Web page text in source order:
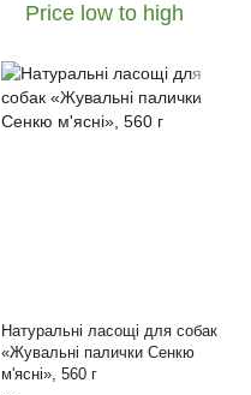
Price low to high
Натуральні ласощі для собак
«Жувальні палички Сенкю
м'ясні», 560 г